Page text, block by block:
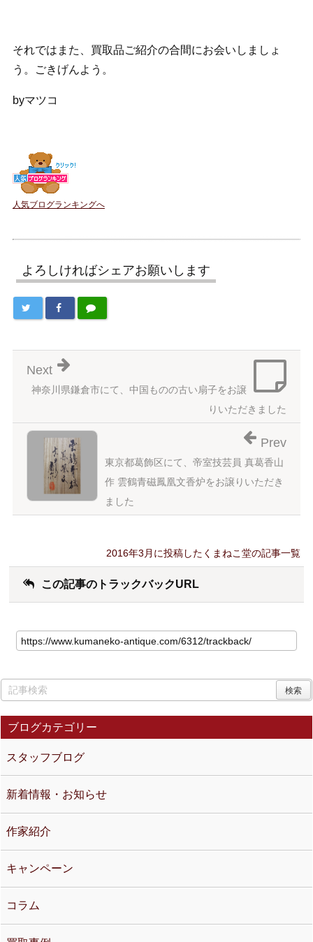
それではまた、買取品ご紹介の合間にお会いしましょ
う。ごきげんよう。
byマツコ
人気ブログランキングへ
よろしければシェアお願いします
神奈川県鎌倉市にて、中国ものの古い扇子をお譲
りいただきました
Next
東京都葛飾区にて、帝室技芸員 真葛香山
作 雲鶴青磁鳳凰文香炉をお譲りいただき
ました
Prev
2016年3月に投稿したくまねこ堂の記事一覧
この記事のトラックバックURL
ブログカテゴリー
スタッフブログ
新着情報・お知らせ
作家紹介
キャンペーン
コラム